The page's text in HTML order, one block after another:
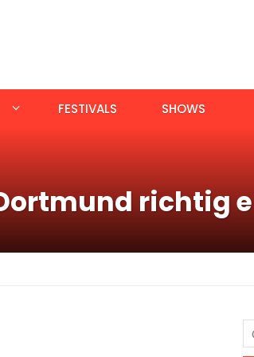
FESTIVALS SHOWS
richtig